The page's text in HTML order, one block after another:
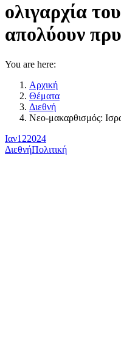
ολιγαρχία
απολύουν
You are here:
Αρχική
Θέματα
Διεθνή
Νεο-μακαρθισμός:
Ιαν122024
ΔιεθνήΠολιτική